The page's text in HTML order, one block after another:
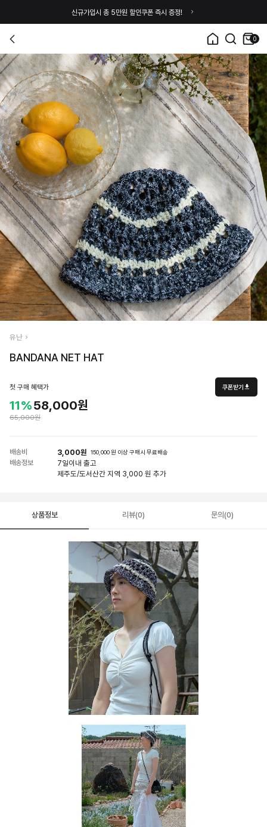
신규가입시 총 5만원 할인쿠폰 즉시 증정!
0
유난
BANDANA NET HAT
첫 구매 혜택가 쿠폰받기
11%58,000원
65,000원
배송비 3,000원 150,000 원 이상 구매시 무료배송
배송정보 7일이내 출고
제주도/도서산간 지역 3,000 원 추가
상품정보 리뷰(0) 문의(0)